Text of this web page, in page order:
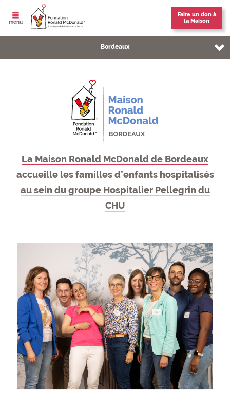
ouvrir le
menu
Faire un don à
la Maison
Vous êtes sur la page:
Bordeaux
La Maison de Bordeaux
Informations pratiques
L'équipe
Nous soutenir
Nos partenaires
La Maison Ronald McDonald de Bordeaux
accueille les familles d’enfants hospitalisés
au sein du groupe Hospitalier Pellegrin du
CHU